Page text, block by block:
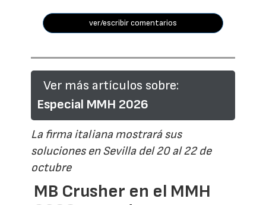
ver/escribir comentarios
Ver más artículos sobre:
Especial MMH 2026
La firma italiana mostrará sus
soluciones en Sevilla del 20 al 22 de
octubre
MB Crusher en el MMH